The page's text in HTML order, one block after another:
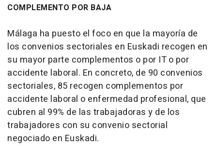
COMPLEMENTO POR BAJA
Málaga ha puesto el foco en que la mayoría de
los convenios sectoriales en Euskadi recogen en
su mayor parte complementos o por IT o por
accidente laboral. En concreto, de 90 convenios
sectoriales, 85 recogen complementos por
accidente laboral o enfermedad profesional, que
cubren al 99% de las trabajadoras y de los
trabajadores con su convenio sectorial
negociado en Euskadi.